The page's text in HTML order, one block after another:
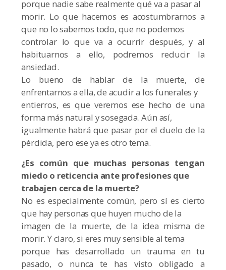
porque nadie sabe realmente qué va a pasar al
morir. Lo que hacemos es acostumbrarnos a
que no lo sabemos todo, que no podemos
controlar lo que va a ocurrir después, y al
habituarnos a ello, podremos reducir la
ansiedad.
Lo bueno de hablar de la muerte, de
enfrentarnos a ella, de acudir a los funerales y
entierros, es que veremos ese hecho de una
forma más natural y sosegada. Aún así,
igualmente habrá que pasar por el duelo de la
pérdida, pero ese ya es otro tema.
¿Es común que muchas personas tengan
miedo o reticencia ante profesiones que
trabajen cerca de la muerte?
No es especialmente común, pero sí es cierto
que hay personas que huyen mucho de la
imagen de la muerte, de la idea misma de
morir. Y claro, si eres muy sensible al tema
porque has desarrollado un trauma en tu
pasado, o nunca te has visto obligado a